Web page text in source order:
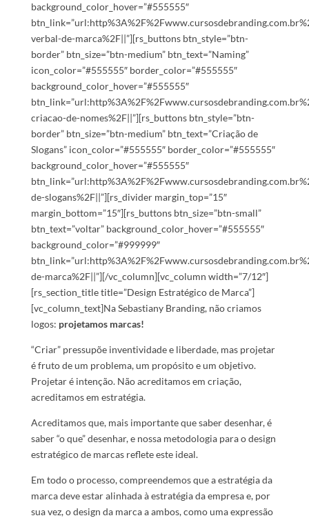
background_color_hover=”#555555″
verbal-de-marca%2F||”][rs_buttons btn_style=”btn-
border” btn_size=”btn-medium” btn_text=”Naming”
icon_color=”#555555″ border_color=”#555555″
background_color_hover=”#555555″
criacao-de-nomes%2F||”][rs_buttons btn_style=”btn-
border” btn_size=”btn-medium” btn_text=”Criação de
Slogans” icon_color=”#555555″ border_color=”#555555″
background_color_hover=”#555555″
de-slogans%2F||”][rs_divider margin_top=”15″
margin_bottom=”15″][rs_buttons btn_size=”btn-small”
btn_text=”voltar” background_color_hover=”#555555″
background_color=”#999999″
de-marca%2F||”][/vc_column][vc_column width=”7/12″]
[rs_section_title title=”Design Estratégico de Marca”]
[vc_column_text]Na Sebastiany Branding, não criamos
logos: projetamos marcas!
“Criar” pressupõe inventividade e liberdade, mas projetar
é fruto de um problema, um propósito e um objetivo.
Projetar é intenção. Não acreditamos em criação,
acreditamos em estratégia.
Acreditamos que, mais importante que saber desenhar, é
saber “o que” desenhar, e nossa metodologia para o design
estratégico de marcas reflete este ideal.
Em todo o processo, compreendemos que a estratégia da
marca deve estar alinhada à estratégia da empresa e, por
sua vez, o design da marca a ambos, como uma expressão